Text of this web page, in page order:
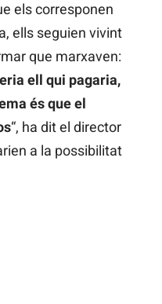
els corresponen
ells seguien vivint
que marxaven:
ell qui pagaria,
és que el
“, ha dit el director
a la possibilitat